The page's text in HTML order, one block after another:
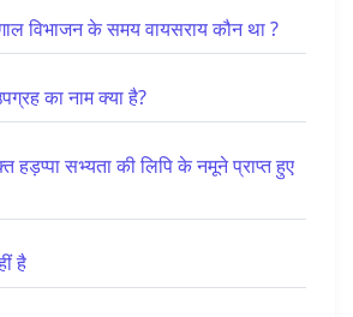
विभाजन के समय वायसराय कौन था ?
का नाम क्या है?
हड़प्पा सभ्यता की लिपि के नमूने प्राप्त हुए
है